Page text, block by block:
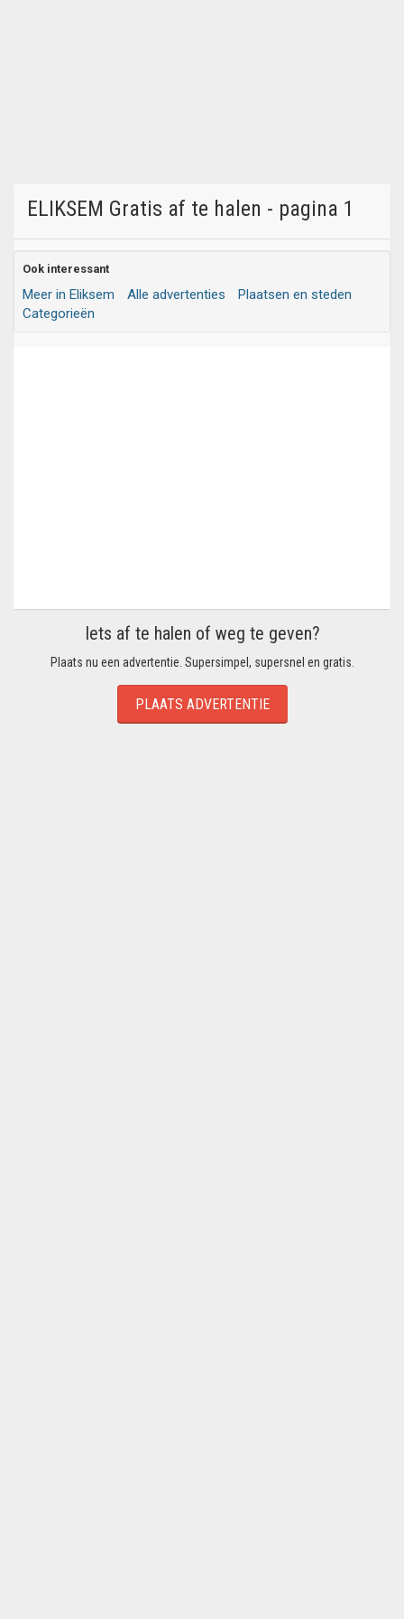
ELIKSEM Gratis af te halen - pagina 1
Ook interessant
Meer in Eliksem Alle advertenties
Plaatsen en steden
Categorieën
Iets af te halen of weg te geven?
Plaats nu een advertentie. Supersimpel, supersnel en gratis.
PLAATS ADVERTENTIE